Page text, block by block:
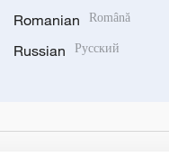
Romanian Română
Russian Русский